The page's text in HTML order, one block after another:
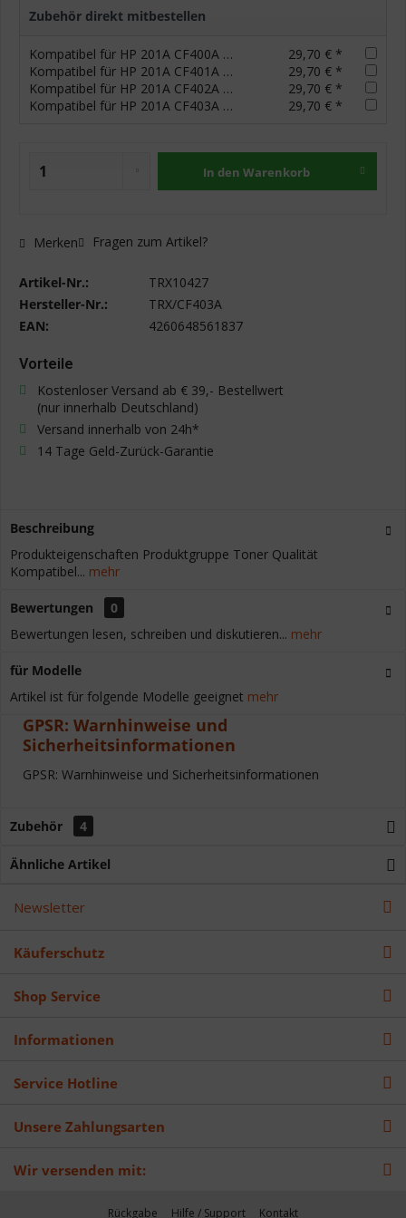
Zubehör direkt mitbestellen
Kompatibel für HP 201A CF400A Schwarz Toner
29,70 € *
Kompatibel für HP 201A CF401A Cyan Toner
29,70 € *
Kompatibel für HP 201A CF402A Gelb Toner
29,70 € *
Kompatibel für HP 201A CF403A Magenta Toner
29,70 € *
In den Warenkorb
Merken Fragen zum Artikel?
Artikel-Nr.:
TRX10427
Hersteller-Nr.:
TRX/CF403A
EAN:
4260648561837
Vorteile
Kostenloser Versand ab € 39,- Bestellwert
(nur innerhalb Deutschland)
Versand innerhalb von 24h*
14 Tage Geld-Zurück-Garantie
Beschreibung
Produkteigenschaften Produktgruppe Toner Qualität
Kompatibel... mehr
Bewertungen
0
Bewertungen lesen, schreiben und diskutieren... mehr
für Modelle
Artikel ist für folgende Modelle geeignet mehr
GPSR: Warnhinweise und
Sicherheitsinformationen
GPSR: Warnhinweise und Sicherheitsinformationen
Zubehör 4
Ähnliche Artikel
Newsletter
Käuferschutz
Shop Service
Informationen
Service Hotline
Unsere Zahlungsarten
Wir versenden mit:
Rückgabe Hilfe / Support Kontakt